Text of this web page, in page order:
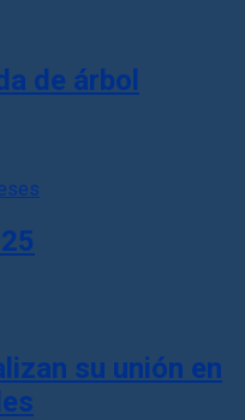
de árbol
su unión en